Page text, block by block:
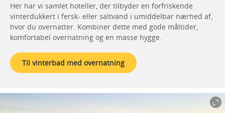
Her har vi samlet hoteller, der tilbyder en forfriskende
vinterdukkert i fersk- eller saltvand i umiddelbar nærhed af,
hvor du overnatter. Kombiner dette med gode måltider,
komfortabel overnatning og en masse hygge.
Til vinterbad med overnatning